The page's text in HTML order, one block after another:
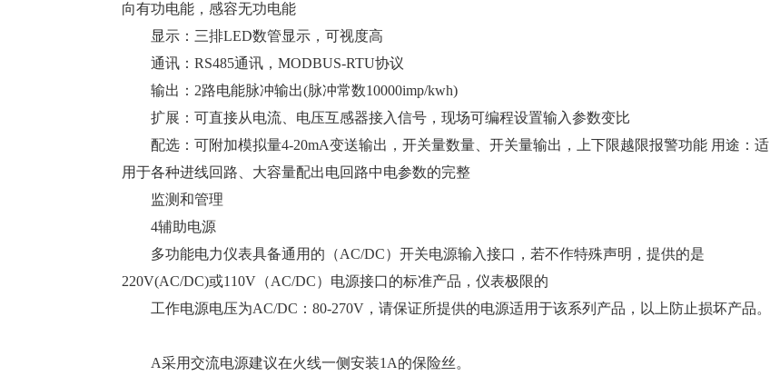
向有功电能，感容无功电能
显示：三排LED数管显示，可视度高
通讯：RS485通讯，MODBUS-RTU协议
输出：2路电能脉冲输出(脉冲常数10000imp/kwh)
扩展：可直接从电流、电压互感器接入信号，现场可编程设置输入参数变比
配选：可附加模拟量4-20mA变送输出，开关量数量、开关量输出，上下限越限报警功能 用途：适
用于各种进线回路、大容量配出电回路中电参数的完整
监测和管理
4辅助电源
多功能电力仪表具备通用的（AC/DC）开关电源输入接口，若不作特殊声明，提供的是
220V(AC/DC)或110V（AC/DC）电源接口的标准产品，仪表极限的
工作电源电压为AC/DC：80-270V，请保证所提供的电源适用于该系列产品，以上防止损坏产品。
A采用交流电源建议在火线一侧安装1A的保险丝。